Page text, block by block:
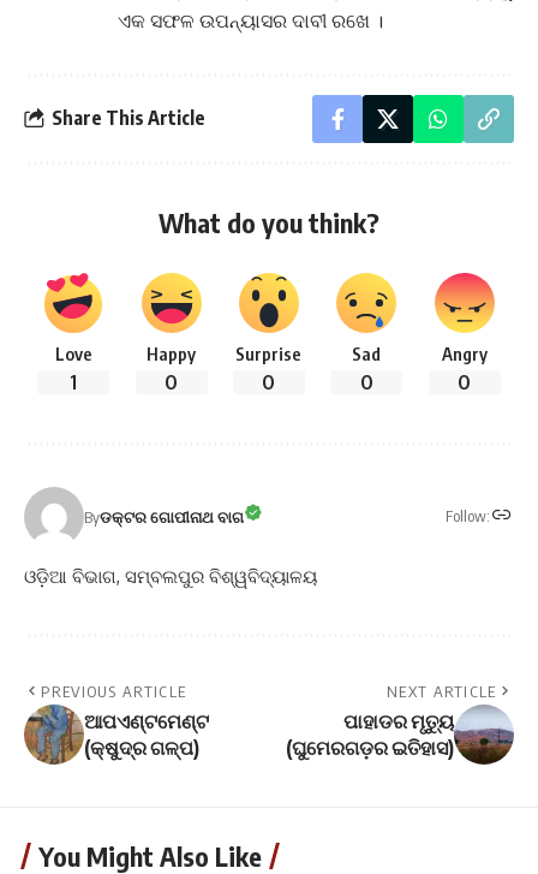
ଏକ ସଫଳ ଉପନ୍ୟାସର ଦାବୀ ରଖେ ।
Share This Article
What do you think?
Love
1
Happy
0
Surprise
0
Sad
0
Angry
0
Byଡକ୍ଟର ଗୋପୀନାଥ ବାଗ Follow:
ଓଡ଼ିଆ ବିଭାଗ, ସମ୍ବଲପୁର ବିଶ୍ୱବିଦ୍ୟାଳୟ
PREVIOUS ARTICLE
ଆପଏଣ୍ଟମେଣ୍ଟ
(କ୍ଷୁଦ୍ର ଗଳ୍ପ)
NEXT ARTICLE
ପାହାଡର ମୃତ୍ୟୁ
(ଘୁମେରଗଡ଼ର ଇତିହାସ)
You Might Also Like